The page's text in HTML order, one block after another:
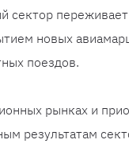
сектор
новых
поездов.
рынках и
результатам